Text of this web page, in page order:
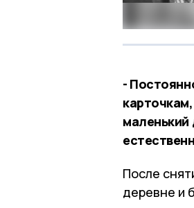
-
маленький
После
деревне и